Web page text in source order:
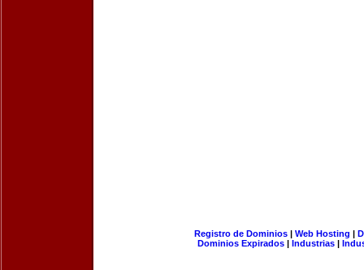
Registro de Dominios| Web Hosting |
Dominios Expirados | Industrias |